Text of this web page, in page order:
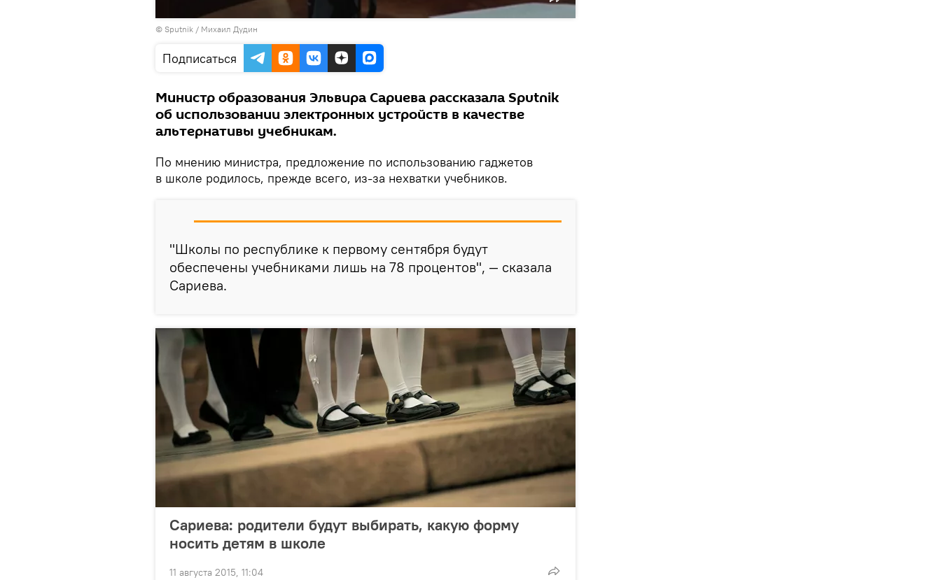
Воспроизвести
видео
© Sputnik / Михаил Дудин
Подписаться
Министр образования Эльвира Сариева рассказала Sputnik
об использовании электронных устройств в качестве
альтернативы учебникам.
По мнению министра, предложение по использованию гаджетов
в школе родилось, прежде всего, из-за нехватки учебников.
"Школы по республике к первому сентября будут
обеспечены учебниками лишь на 78 процентов", — сказала
Сариева.
Сариева: родители будут выбирать, какую форму
носить детям в школе
11 августа 2015, 11:04